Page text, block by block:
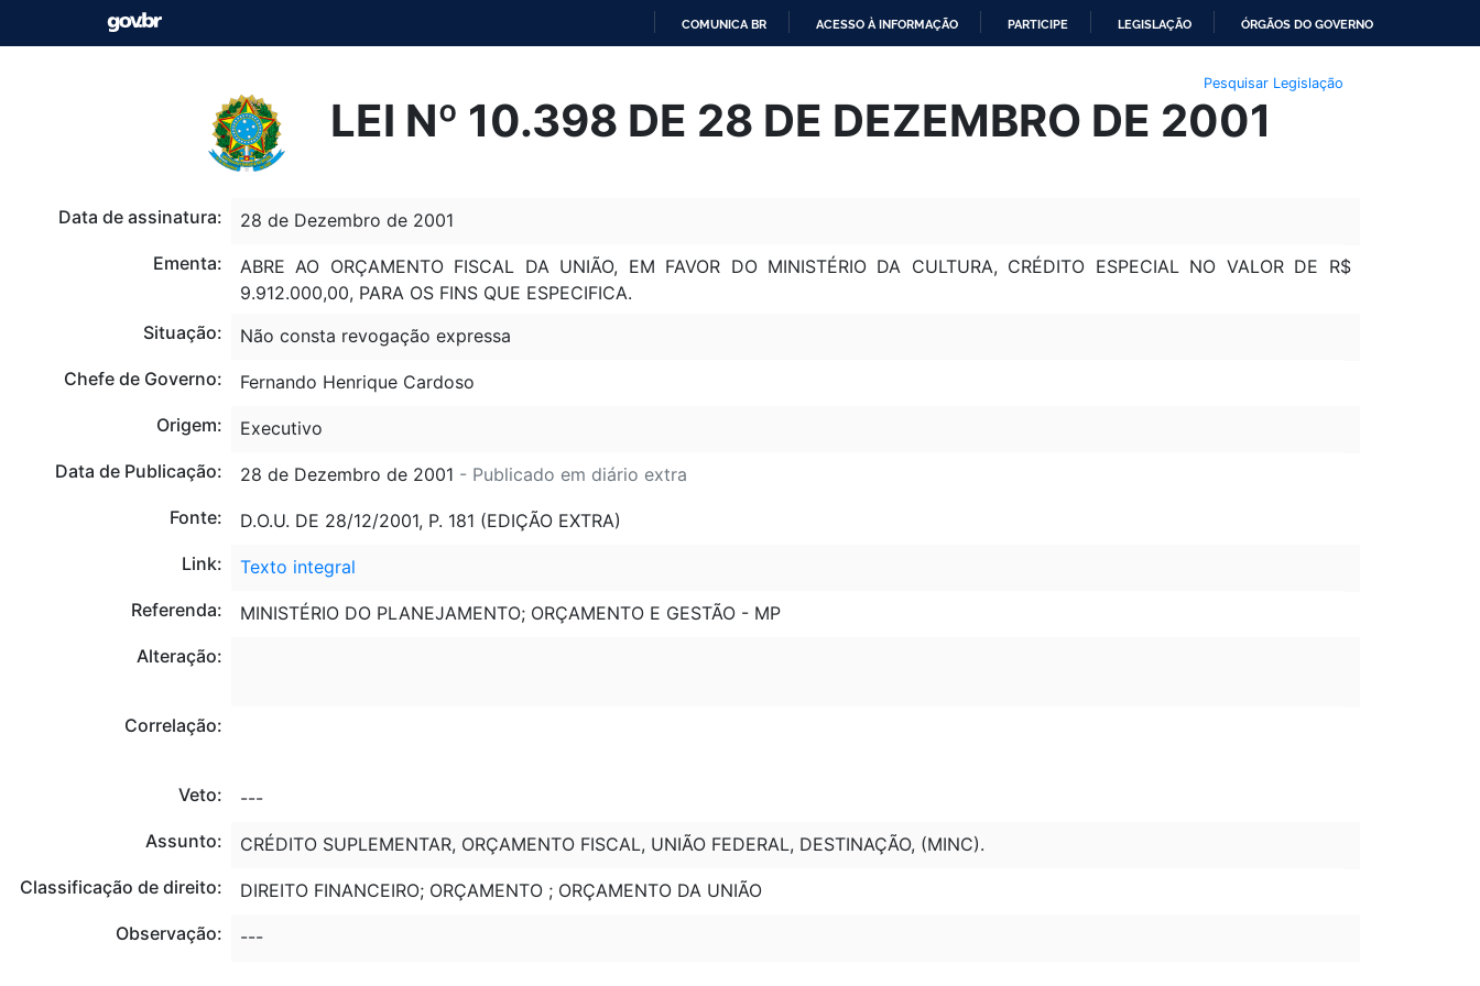
O
CONTEÚDO
COMUNICA BR ACESSO À INFORMAÇÃO PARTICIPE LEGISLAÇÃO ÓRGÃOS DO GOVERNO
Pesquisar Legislação
LEI Nº 10.398 DE 28 DE DEZEMBRO DE 2001
Data de assinatura:
28 de Dezembro de 2001
Ementa:
ABRE AO ORÇAMENTO FISCAL DA UNIÃO, EM FAVOR DO MINISTÉRIO DA CULTURA, CRÉDITO ESPECIAL NO VALOR DE R$
9.912.000,00, PARA OS FINS QUE ESPECIFICA.
Situação:
Não consta revogação expressa
Chefe de Governo:
Fernando Henrique Cardoso
Origem:
Executivo
Data de Publicação:
28 de Dezembro de 2001 - Publicado em diário extra
Fonte:
D.O.U. DE 28/12/2001, P. 181 (EDIÇÃO EXTRA)
Link:
Texto integral
Referenda:
MINISTÉRIO DO PLANEJAMENTO; ORÇAMENTO E GESTÃO - MP
Alteração:
Correlação:
Veto:
---
Assunto:
CRÉDITO SUPLEMENTAR, ORÇAMENTO FISCAL, UNIÃO FEDERAL, DESTINAÇÃO, (MINC).
Classificação de direito:
DIREITO FINANCEIRO; ORÇAMENTO ; ORÇAMENTO DA UNIÃO
Observação:
---